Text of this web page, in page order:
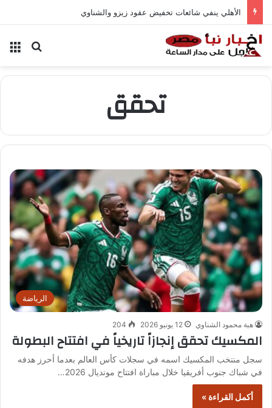
الأهلي ينفي شائعات تخفيض عقود زيزو والشناوي
بحث
تحقق
الرياضة
هبة محمود الشناوي 12 يونيو 2026 204
المكسيك تحقق إنجازاً تاريخياً في افتتاح البطولة
سجل منتخب المكسيك اسمه في سجلات كأس العالم بعدما أحرز هدفه
في شباك جنوب أفريقيا خلال مباراة افتتاح مونديال 2026…
أكمل القراءة »